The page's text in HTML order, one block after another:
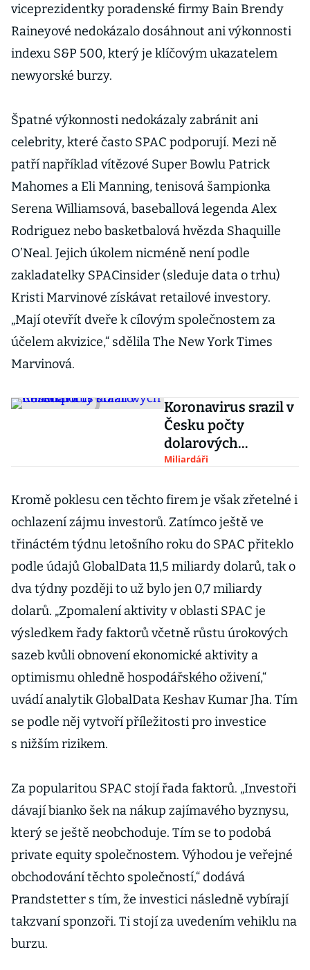
viceprezidentky poradenské firmy Bain Brendy
Raineyové nedokázalo dosáhnout ani výkonnosti
indexu S&P 500, který je klíčovým ukazatelem
newyorské burzy.
Špatné výkonnosti nedokázaly zabránit ani
celebrity, které často SPAC podporují. Mezi ně
patří například vítězové Super Bowlu Patrick
Mahomes a Eli Manning, tenisová šampionka
Serena Williamsová, baseballová legenda Alex
Rodriguez nebo basketbalová hvězda Shaquille
O’Neal. Jejich úkolem nicméně není podle
zakladatelky SPACinsider (sleduje data o trhu)
Kristi Marvinové získávat retailové investory.
„Mají otevřít dveře k cílovým společnostem za
účelem akvizice,“ sdělila The New York Times
Marvinová.
Koronavirus srazil v
Česku počty
dolarových
milionářů
Miliardáři
Kromě poklesu cen těchto firem je však zřetelné i
ochlazení zájmu investorů. Zatímco ještě ve
třináctém týdnu letošního roku do SPAC přiteklo
podle údajů GlobalData 11,5 miliardy dolarů, tak o
dva týdny později to už bylo jen 0,7 miliardy
dolarů. „Zpomalení aktivity v oblasti SPAC je
výsledkem řady faktorů včetně růstu úrokových
sazeb kvůli obnovení ekonomické aktivity a
optimismu ohledně hospodářského oživení,“
uvádí analytik GlobalData Keshav Kumar Jha. Tím
se podle něj vytvoří příležitosti pro investice
s nižším rizikem.
Za popularitou SPAC stojí řada faktorů. „Investoři
dávají bianko šek na nákup zajímavého byznysu,
který se ještě neobchoduje. Tím se to podobá
private equity společnostem. Výhodou je veřejné
obchodování těchto společností,“ dodává
Prandstetter s tím, že investici následně vybírají
takzvaní sponzoři. Ti stojí za uvedením vehiklu na
burzu.